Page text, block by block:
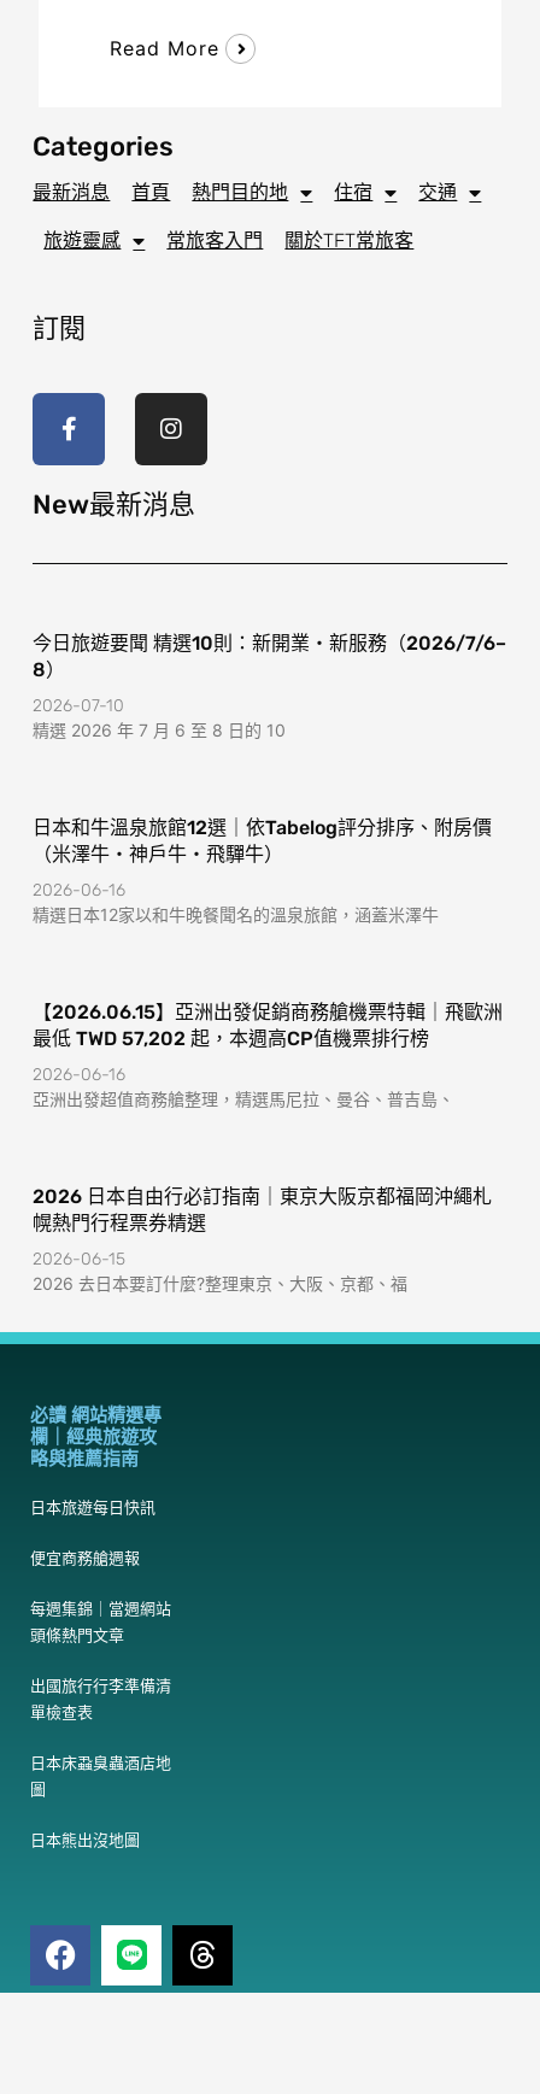
Read More
Categories
最新消息 首頁 熱門目的地 住宿 交通
旅遊靈感 常旅客入門 關於TFT常旅客
訂閱
c
o
-
s
g
r
m
New最新消息
今日旅遊要聞 精選10則：新開業・新服務（2026/7/6–
8）
2026-07-10
精選 2026 年 7 月 6 至 8 日的 10
日本和牛溫泉旅館12選｜依Tabelog評分排序、附房價
（米澤牛・神戶牛・飛驒牛）
2026-06-16
精選日本12家以和牛晚餐聞名的溫泉旅館，涵蓋米澤牛
【2026.06.15】亞洲出發促銷商務艙機票特輯｜飛歐洲
最低 TWD 57,202 起，本週高CP值機票排行榜
2026-06-16
亞洲出發超值商務艙整理，精選馬尼拉、曼谷、普吉島、
2026 日本自由行必訂指南｜東京大阪京都福岡沖繩札
幌熱門行程票券精選
2026-06-15
2026 去日本要訂什麼?整理東京、大阪、京都、福
必讀 網站精選專
欄｜經典旅遊攻
略與推薦指南
日本旅遊每日快訊
便宜商務艙週報
每週集錦｜當週網站
頭條熱門文章
出國旅行行李準備清
單檢查表
日本床蝨臭蟲酒店地
圖
日本熊出沒地圖
F
a
c
T
h
r